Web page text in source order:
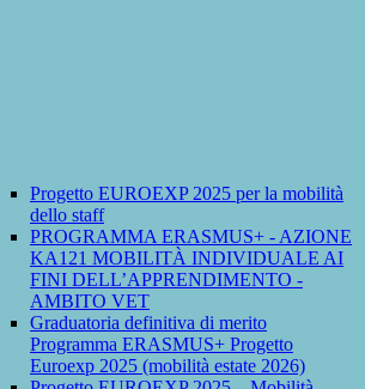
Progetto EUROEXP 2025 per la mobilità
dello staff
PROGRAMMA ERASMUS+ - AZIONE
KA121 MOBILITÀ INDIVIDUALE AI
FINI DELL’APPRENDIMENTO -
AMBITO VET
Graduatoria definitiva di merito
Programma ERASMUS+ Progetto
Euroexp 2025 (mobilità estate 2026)